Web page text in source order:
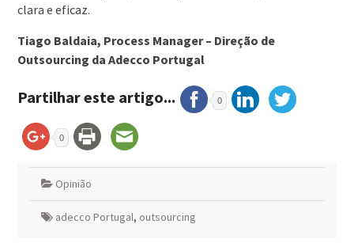
clara e eficaz.
Tiago Baldaia, Process Manager – Direção de
Outsourcing da Adecco Portugal
Partilhar este artigo... 0
0
Opinião
adecco Portugal, outsourcing